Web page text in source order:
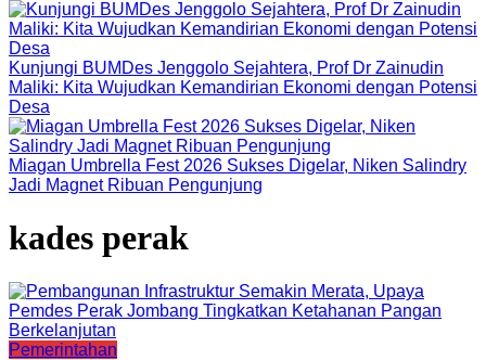
Kunjungi BUMDes Jenggolo Sejahtera, Prof Dr Zainudin
Maliki: Kita Wujudkan Kemandirian Ekonomi dengan Potensi
Desa
Miagan Umbrella Fest 2026 Sukses Digelar, Niken Salindry
Jadi Magnet Ribuan Pengunjung
kades perak
Pemerintahan